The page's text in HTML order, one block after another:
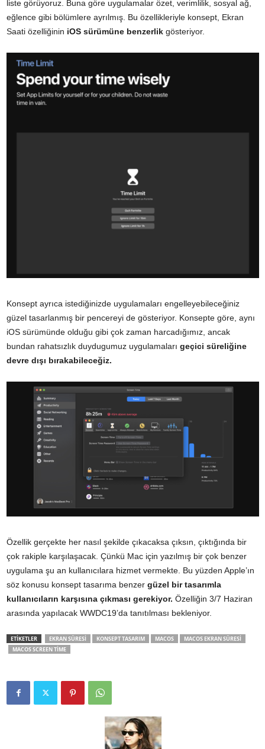
liste görüyoruz. Buna göre uygulamalar özet, verimlilik, sosyal ağ,
eğlence gibi bölümlere ayrılmış. Bu özellikleriyle konsept, Ekran
Saati özelliğinin iOS sürümüne benzerlik gösteriyor.
Konsept ayrıca istediğinizde uygulamaları engelleyebileceğiniz
güzel tasarlanmış bir pencereyi de gösteriyor. Konsepte göre, aynı
iOS sürümünde olduğu gibi çok zaman harcadığımız, ancak
bundan rahatsızlık duydugumuz uygulamaları geçici süreliğine
devre dışı bırakabileceğiz.
Özellik gerçekte her nasıl şekilde çıkacaksa çıksın, çıktığında bir
çok rakiple karşılaşacak. Çünkü Mac için yazılmış bir çok benzer
uygulama şu an kullanıcılara hizmet vermekte. Bu yüzden Apple’ın
söz konusu konsept tasarıma benzer güzel bir tasarımla
kullanıcıların karşısına çıkması gerekiyor. Özelliğin 3/7 Haziran
arasında yapılacak WWDC19’da tanıtılması bekleniyor.
ETİKETLER EKRAN SÜRESI KONSEPT TASARIM MACOS
MACOS EKRAN SÜRESI
MACOS SCREEN TIME